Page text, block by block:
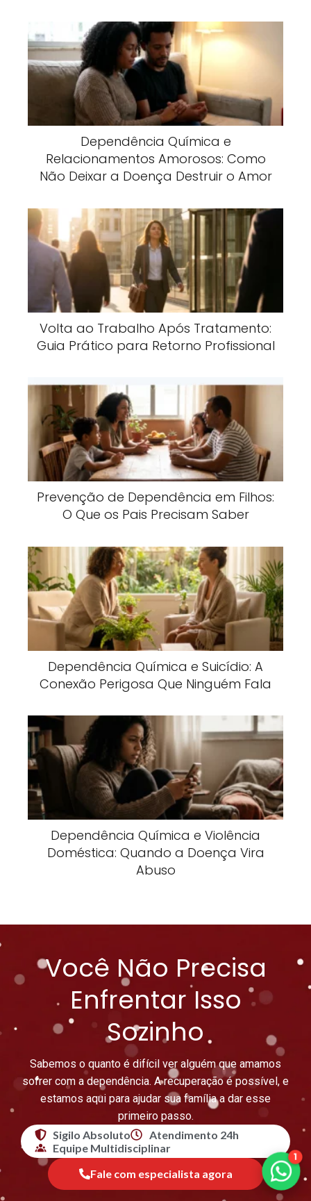
Dependência Química e
Relacionamentos Amorosos: Como
Não Deixar a Doença Destruir o Amor
Volta ao Trabalho Após Tratamento:
Guia Prático para Retorno Profissional
Prevenção de Dependência em Filhos:
O Que os Pais Precisam Saber
Dependência Química e Suicídio: A
Conexão Perigosa Que Ninguém Fala
Dependência Química e Violência
Doméstica: Quando a Doença Vira
Abuso
Você Não Precisa
Enfrentar Isso
Sozinho
Sabemos o quanto é difícil ver alguém que amamos
sofrer com a dependência. A recuperação é possível, e
estamos aqui para ajudar sua família a dar esse
primeiro passo.
Sigilo Absoluto
Atendimento 24h
Equipe Multidisciplinar
Fale com especialista agora
1